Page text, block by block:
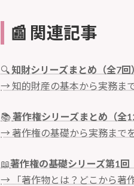
📰 関連記事
🔍 知財シリーズまとめ（全7回
→ 知的財産の基本から実務ま
📚著作権シリーズまとめ（全
→ 著作権の基礎から実務まで
📖著作権の基礎シリーズ第1回
→ 「著作物とは？どこから著